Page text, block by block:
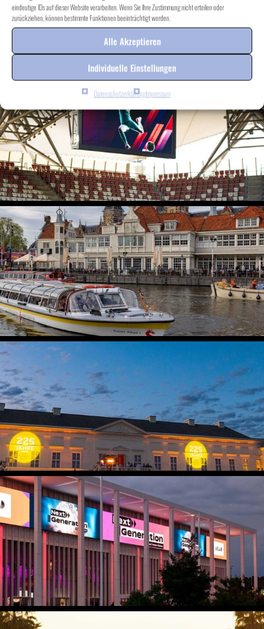
eindeutige IDs auf dieser Website verarbeiten. Wenn Sie Ihre Zustimmung nicht erteilen oder
zurückziehen, können bestimmte Funktionen beeinträchtigt werden.
Alle Akzeptieren
Individuelle Einstellungen
DatenschutzerklärungImpressum